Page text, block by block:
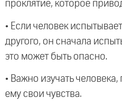
проклятие, которое
• Если человек
другого, он сначала
это может быть опасно.
• Важно изучать
ему свои чувства.